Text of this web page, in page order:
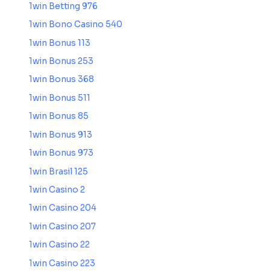
1win Betting 976
1win Bono Casino 540
1win Bonus 113
1win Bonus 253
1win Bonus 368
1win Bonus 511
1win Bonus 85
1win Bonus 913
1win Bonus 973
1win Brasil 125
1win Casino 2
1win Casino 204
1win Casino 207
1win Casino 22
1win Casino 223